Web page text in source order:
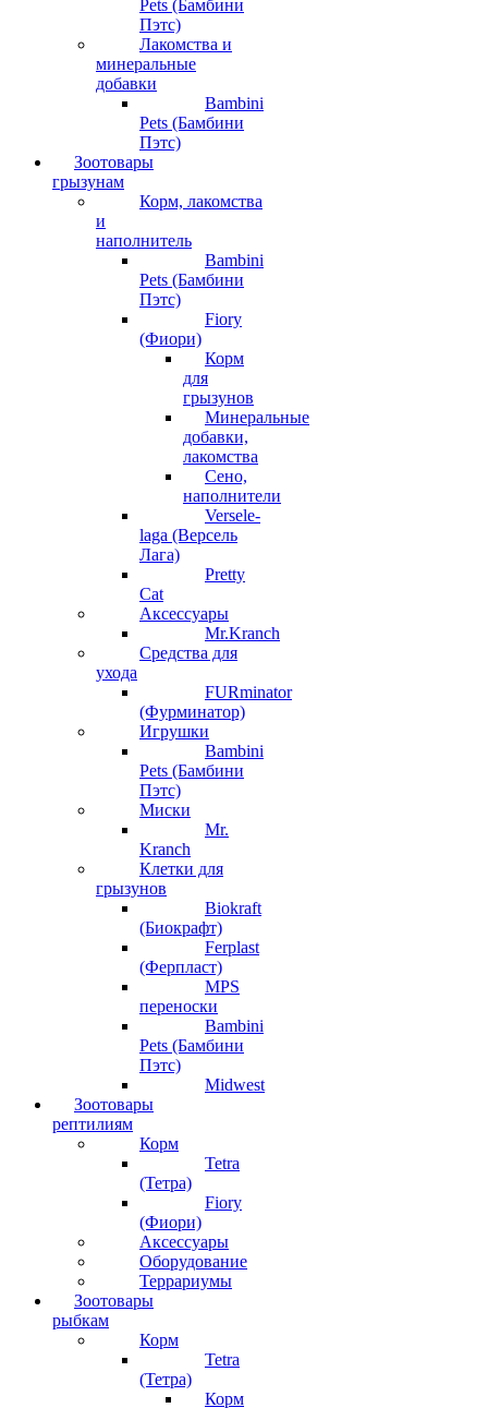
Pets (Бамбини
Пэтс)
Лакомства и
минеральные
добавки
Bambini
Pets (Бамбини
Пэтс)
Зоотовары
грызунам
Корм, лакомства
и
наполнитель
Bambini
Pets (Бамбини
Пэтс)
Fiory
(Фиори)
Корм
для
грызунов
Минеральные
добавки,
лакомства
Сено,
наполнители
Versele-
laga (Версель
Лага)
Pretty
Cat
Аксессуары
Mr.Kranch
Средства для
ухода
FURminator
(Фурминатор)
Игрушки
Bambini
Pets (Бамбини
Пэтс)
Миски
Mr.
Kranch
Клетки для
грызунов
Biokraft
(Биокрафт)
Ferplast
(Ферпласт)
MPS
переноски
Bambini
Pets (Бамбини
Пэтс)
Midwest
Зоотовары
рептилиям
Корм
Tetra
(Тетра)
Fiory
(Фиори)
Аксессуары
Оборудование
Террариумы
Зоотовары
рыбкам
Корм
Tetra
(Тетра)
Корм